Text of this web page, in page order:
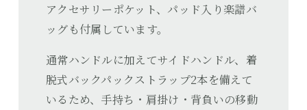
アクセサリーポケット、パッド入り楽譜バ
ッグも付属しています。
通常ハンドルに加えてサイドハンドル、着
脱式バックパックストラップ2本を備えて
いるため、手持ち・肩掛け・背負いの移動